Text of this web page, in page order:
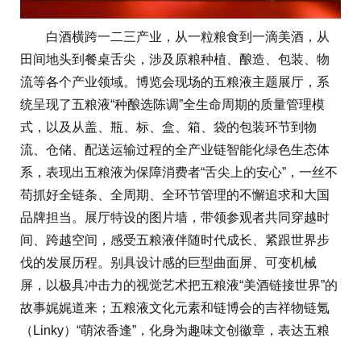
白酒横跨一二三产业，从一粒粮食到一滴美酒，从
田间地头到餐桌舌尖，涉及原粮种植、酿造、包装、物
流等各个产业领域。博览会现场的五粮液主题展厅，系
统呈现了五粮液“种酿选陈调”全生命周期的质量管理模
式，以及从盖、瓶、标、盒、箱、袋的包装环节到物
流、仓储、配送运输过程的全产业链智能化绿色生态体
系，表现出五粮液为保障消费者“舌尖上的安心”，一丝不
苟抓好全链条、全周期、全环节管理的不懈追求和大国
品牌担当。展厅特设的图片墙，带领参观者共同穿越时
间、跨越空间，感受五粮液伴随时代成长、紧跟世界步
伐的发展历程。别具设计感的巨型曲面屏、可变机械
屏，以极具冲击力的视觉艺术把五粮液“美酒链接世界”的
故事娓娓道来；五粮液文化元素和链博会的吉祥物链氪
（Linky）“萌浓香逢”，化身为趣味文创徽章，表达五粮